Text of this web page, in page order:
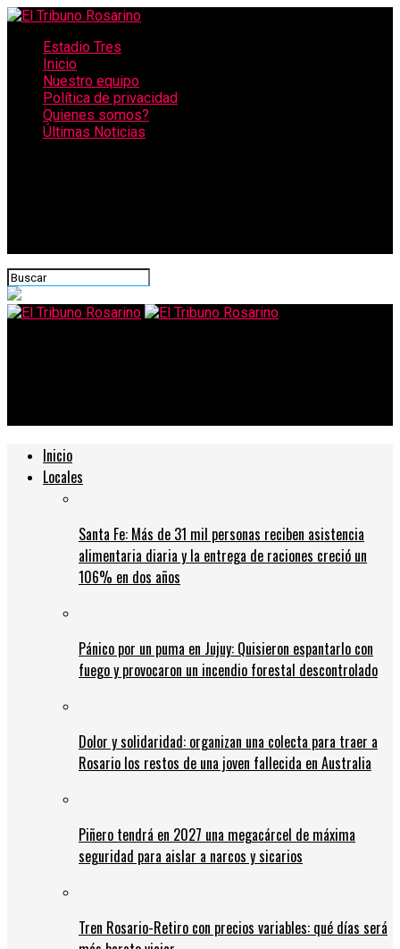
Estadio Tres
Inicio
Nuestro equipo
Política de privacidad
Quienes somos?
Últimas Noticias
Inicio
Locales
Santa Fe: Más de 31 mil personas reciben asistencia
alimentaria diaria y la entrega de raciones creció un
106% en dos años
Pánico por un puma en Jujuy: Quisieron espantarlo con
fuego y provocaron un incendio forestal descontrolado
Dolor y solidaridad: organizan una colecta para traer a
Rosario los restos de una joven fallecida en Australia
Piñero tendrá en 2027 una megacárcel de máxima
seguridad para aislar a narcos y sicarios
Tren Rosario-Retiro con precios variables: qué días será